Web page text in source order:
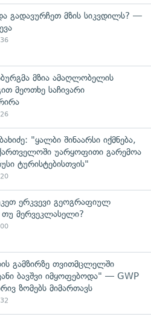
გადავურჩეთ მზის სიკვდილს? —
მზია ამაღლობელის
მეოთხე საჩივარი
"ყალბი შინაარსი იქმნება,
უარყოფითი გარემოა
ტურისტებისთვის"
ერკვევი გეოგრაფიულ
თუ მერვეკლასელი?
გამზირზე თვითმცლელში
ბავშვი იმყოფებოდა" — GWP
ზომებს მიმართავს